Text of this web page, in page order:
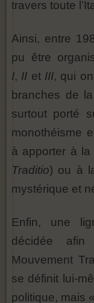
travers toute
Ainsi, entre
pu être
I, II et III, qui
branches de
surtout porté
monothéisme
à apporter à la
Traditio) ou à
mystérique et
Enfin, une
décidée
Mouvement
se définit lui-
politique, mais